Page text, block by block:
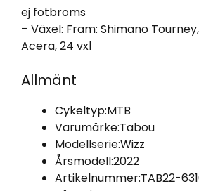
ej fotbroms
– Växel: Fram: Shimano
Acera, 24 vxl
Allmänt
Cykeltyp:MTB
Varumärke:Tabou
Modellserie:Wizz
Årsmodell:2022
Artikelnummer:TAB22-